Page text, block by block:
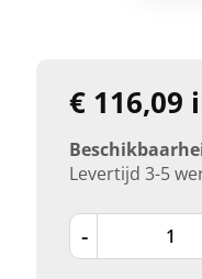
€ 116,09
Levertijd 3-5
-